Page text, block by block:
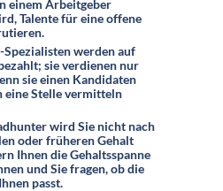
einem Arbeitgeber
Talente für eine offene
werden auf
sie verdienen nur
sie einen Kandidaten
eine Stelle vermitteln
wird Sie nicht nach
oder früheren Gehalt
Ihnen die Gehaltsspanne
und Sie fragen, ob die
passt.